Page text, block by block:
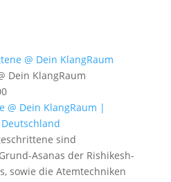
@ Dein KlangRaum
Dein KlangRaum
sind
Asanas der Rishikesh-
sowie die Atemtechniken